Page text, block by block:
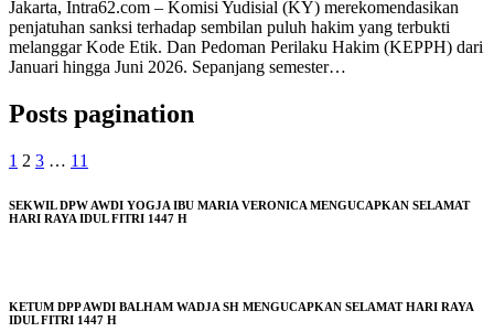
Jakarta, Intra62.com – Komisi Yudisial (KY) merekomendasikan
penjatuhan sanksi terhadap sembilan puluh hakim yang terbukti
melanggar Kode Etik. Dan Pedoman Perilaku Hakim (KEPPH) dari
Januari hingga Juni 2026. Sepanjang semester…
Posts pagination
1 2 3 … 11
SEKWIL DPW AWDI YOGJA IBU MARIA VERONICA MENGUCAPKAN SELAMAT
HARI RAYA IDUL FITRI 1447 H
KETUM DPP AWDI BALHAM WADJA SH MENGUCAPKAN SELAMAT HARI RAYA
IDUL FITRI 1447 H